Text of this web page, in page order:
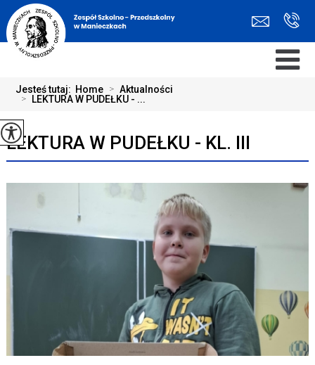
Jesteś tutaj: Home > Aktualności
> LEKTURA W PUDEŁKU - ...
LEKTURA W PUDEŁKU - KL. III